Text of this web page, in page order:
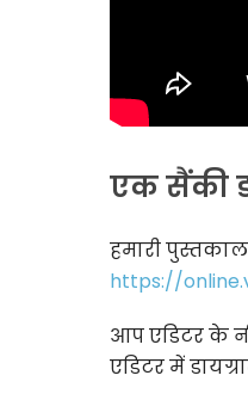
एक सैंकी
हमारी
https://
आप एडिटर के
एडिटर में